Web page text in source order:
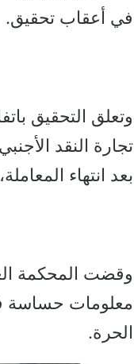
في أعقاب تحقيق.
وتعلق التحقيق
تجارة النقد
بعد انتهاء
وقضت المحكمة
معلومات حساسة
الحرة.